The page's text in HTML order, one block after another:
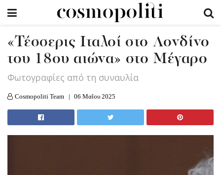
«Τέσσερις Ιταλοί στο Λονδίνο
του 18ου αιώνα» στο Μέγαρο
Φωτογραφίες από τη συναυλία
Cosmopoliti Team 06 Μαΐου 2025